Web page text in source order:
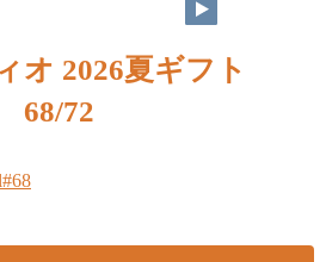
オ 2026夏ギフト
68/72